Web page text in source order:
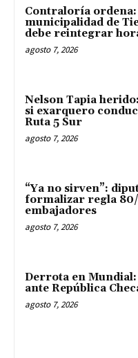
Contraloría ordena:
municipalidad de
debe reintegrar
agosto 7, 2026
Nelson Tapia
si exarquero
Ruta 5 Sur
agosto 7, 2026
“Ya no sirven”:
formalizar regla
embajadores
agosto 7, 2026
Derrota en Mundial:
ante República
agosto 7, 2026